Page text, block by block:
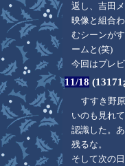
返し、吉田
映像と組合
むシーンが
ームと(笑)
今回はプレ
11/18
すすき野
いのも見れ
認識した。
残るな。
そして次の